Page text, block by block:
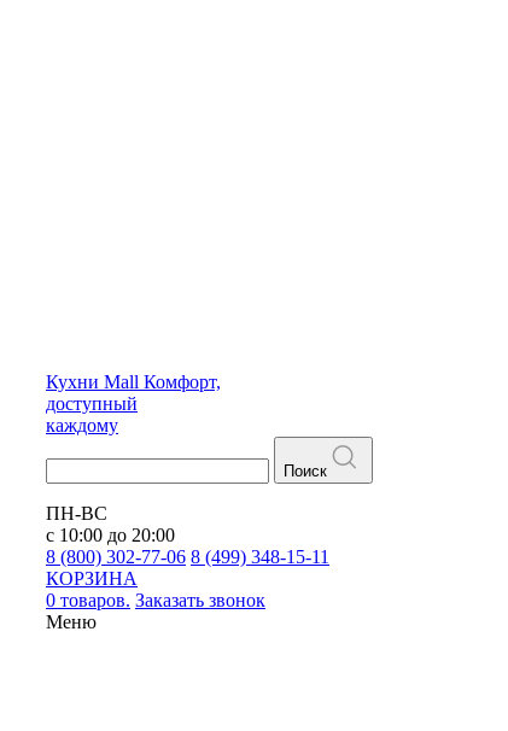
Кухни Mall Комфорт,
доступный
каждому
Поиск
ПН-ВС
с 10:00 до 20:00
8 (800) 302-77-06 8 (499) 348-15-11
КОРЗИНА
0 товаров. Заказать звонок
Меню